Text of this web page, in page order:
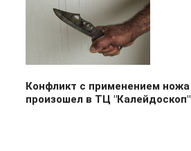
Конфликт с применением ножа
произошел в ТЦ "Калейдоскоп"